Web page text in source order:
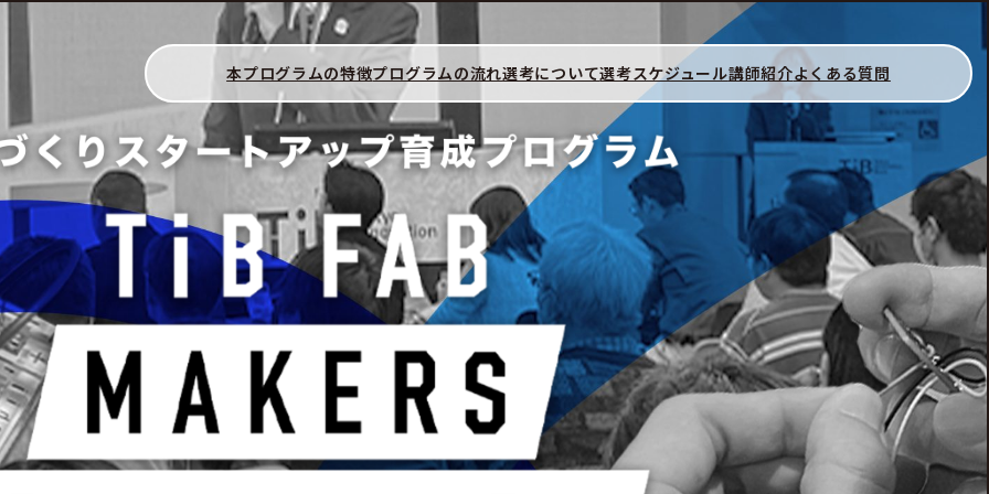
本プログラムの特徴プログラムの流れ選考について選考スケジュール講師紹介よくある質問